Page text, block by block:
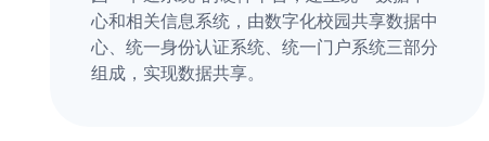
心和相关信息系统，由数字化校园共享数据中
心、统一身份认证系统、统一门户系统三部分
组成，实现数据共享。